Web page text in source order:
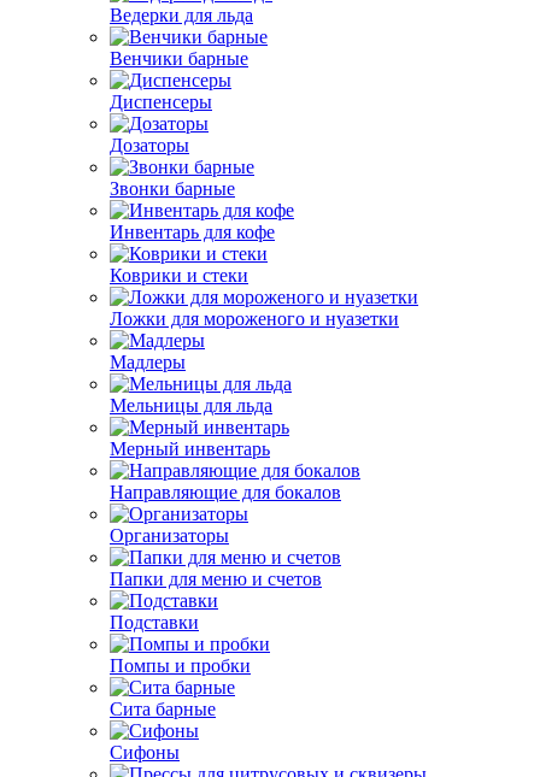
Ведерки для льда
Венчики барные
Диспенсеры
Дозаторы
Звонки барные
Инвентарь для кофе
Коврики и стеки
Ложки для мороженого и нуазетки
Мадлеры
Мельницы для льда
Мерный инвентарь
Направляющие для бокалов
Организаторы
Папки для меню и счетов
Подставки
Помпы и пробки
Сита барные
Сифоны